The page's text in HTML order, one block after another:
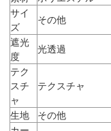
サイ
ズ
その他
遮光
度
光透過
テク
スチ
ャ
テクスチャ
生地
その他